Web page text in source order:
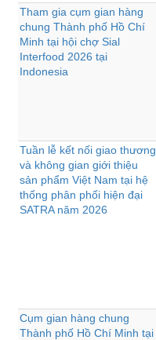
Tham gia cụm gian hàng
chung Thành phố Hồ Chí
Minh tại hội chợ Sial
Interfood 2026 tại
Indonesia
Tuần lễ kết nối giao thương
và không gian giới thiệu
sản phẩm Việt Nam tại hệ
thống phân phối hiện đại
SATRA năm 2026
Cụm gian hàng chung
Thành phố Hồ Chí Minh tại